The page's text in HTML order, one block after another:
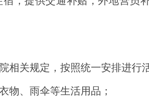
相关规定，按照统一安排进行
物、雨伞等生活用品；